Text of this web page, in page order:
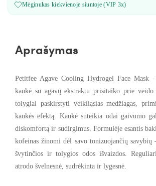
Mėginukas kiekvienoje siuntoje (VIP 3x)
Aprašymas
Petitfee Agave Cooling Hydrogel Face Mask
kaukė su agavų ekstraktu prisitaiko prie veido
tolygiai paskirstyti veikliąsias medžiagas,
kaukės efektą. Kaukė suteikia odai gaivumo
diskomfortą ir sudirgimus. Formulėje esantis
kofeinas žinomi dėl savo tonizuojančių savybių
švytinčios ir tolygios odos išvaizdos .
atrodo švelnesnė, sudrėkinta ir lygesnė.